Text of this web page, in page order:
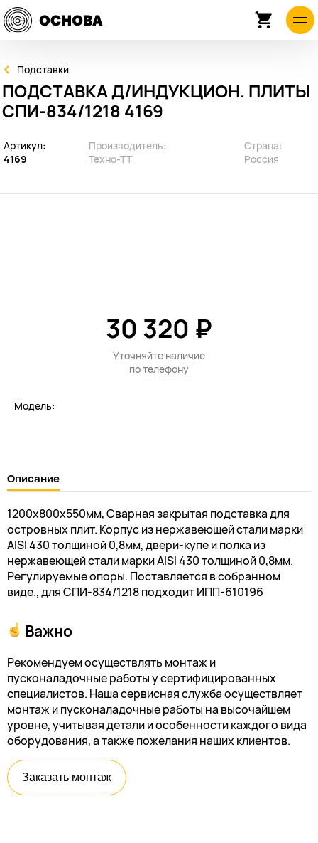
Подставки
ПОДСТАВКА Д/ИНДУКЦИОН. ПЛИТЫ
СПИ-834/1218 4169
Артикул:
4169
Производитель:
Техно-ТТ
Страна:
Россия
Модель:
30 320 ₽
Уточняйте наличие
потелефону
Описание
1200х800х550мм, Сварная закрытая подставка для
островных плит. Корпус из нержавеющей стали марки
AISI 430 толщиной 0,8мм, двери-купе и полка из
нержавеющей стали марки AISI 430 толщиной 0,8мм.
Регулируемые опоры. Поставляется в собранном
виде., для СПИ-834/1218 подходит ИПП-610196
Важно
Рекомендуем осуществлять монтаж и
пусконаладочные работы у сертифицированных
специалистов. Наша сервисная служба осуществляет
монтаж и пусконаладочные работы на высочайшем
уровне, учитывая детали и особенности каждого вида
оборудования, а также пожелания наших клиентов.
Заказать монтаж